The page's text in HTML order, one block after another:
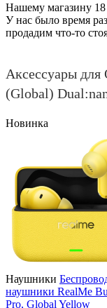
Нашему магазину 18
У нас было время
продадим что-то
Аксессуары
(Global)
Новинка
Наушники
наушники RealMe
Pro, Global Yellow